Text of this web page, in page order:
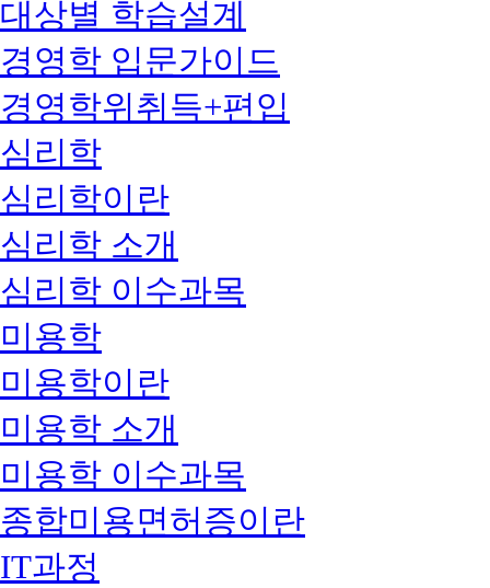
대상별 학습설계
경영학 입문가이드
경영학위취득+편입
심리학
심리학이란
심리학 소개
심리학 이수과목
미용학
미용학이란
미용학 소개
미용학 이수과목
종합미용면허증이란
IT과정